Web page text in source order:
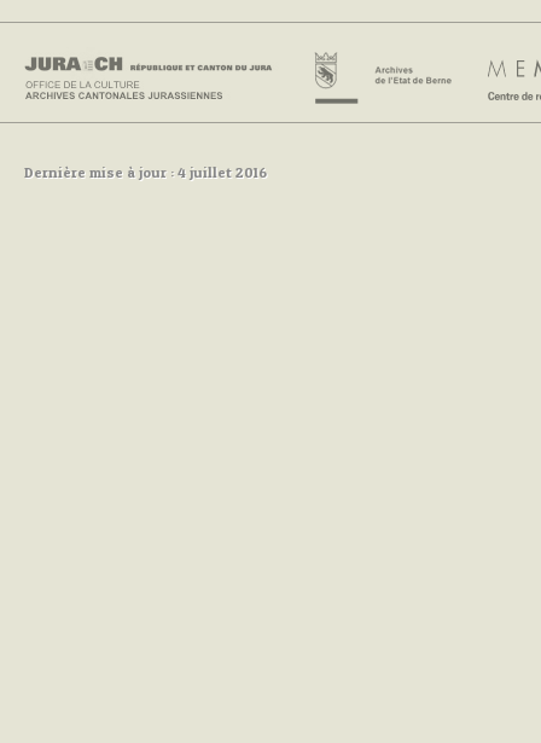
Dernière mise à jour : 4 juillet 2016